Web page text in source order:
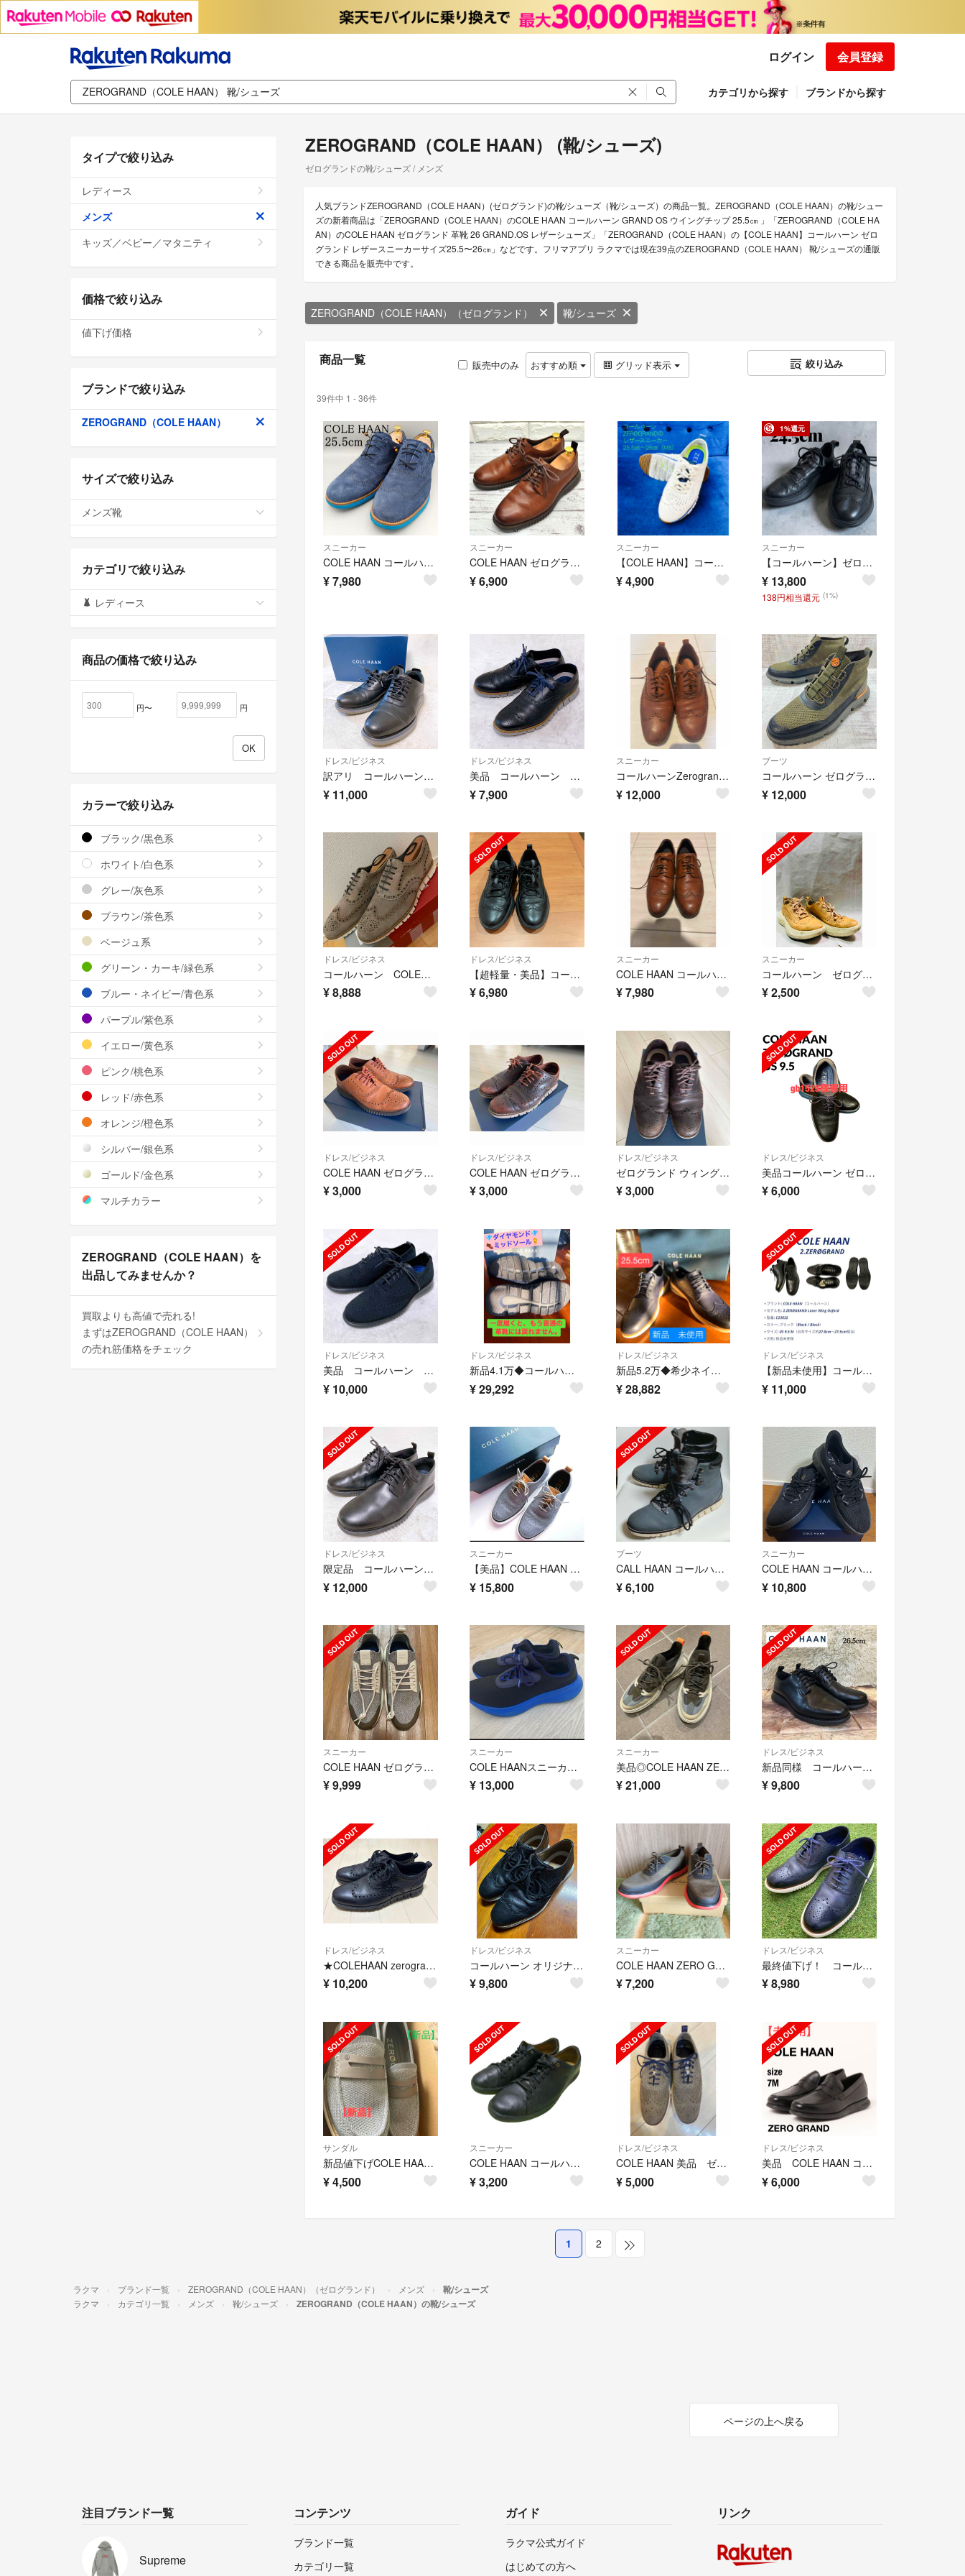
ログイン 会員登録
カテゴリから探す ブランドから探す
ZEROGRAND（COLE HAAN） (靴/シューズ)
ゼログランドの靴/シューズ / メンズ
人気ブランドZEROGRAND（COLE HAAN）(ゼログランド)の靴/シューズ（靴/シューズ）の商品一覧。ZEROGRAND（COLE HAAN）の靴/シュー
ズの新着商品は「ZEROGRAND（COLE HAAN）のCOLE HAAN コールハーン GRAND OS ウイングチップ 25.5㎝ 」「ZEROGRAND（COLE HA
AN）のCOLE HAAN ゼログランド 革靴 26 GRAND.OS レザーシューズ」「ZEROGRAND（COLE HAAN）の【COLE HAAN】コールハーン ゼロ
グランド レザースニーカーサイズ25.5〜26㎝」などです。フリマアプリ ラクマでは現在39点のZEROGRAND（COLE HAAN） 靴/シューズの通販
できる商品を販売中です。
ZEROGRAND（COLE HAAN）（ゼログランド） 靴/シューズ
商品一覧 販売中のみ おすすめ順 グリッド表示 絞り込み
39件中 1 - 36件
スニーカー
COLE HAAN コールハーン GRAND OS ウイングチップ 25.5㎝
¥7,980
スニーカー
COLE HAAN ゼログランド 革靴 26 GRAND.OS レザーシューズ
¥6,900
スニーカー
【COLE HAAN】コールハーン ゼログランド レザースニーカーサイズ25.5〜26㎝
¥4,900
1%還元
スニーカー
【コールハーン】ゼログランド WFA オックスフォードスニーカー ウィングチップ 黒 24.5 ブラック レザー 厚底
¥ 13,800
138円相当還元 (1%)
ドレス/ビジネス
訳アリ コールハーン ゼログランド イオン プレーントゥオックスフォード US8
¥ 11,000
ドレス/ビジネス
美品 コールハーン ゼログランド ウィングチップ オックスフォード 25cm 黒
¥7,900
スニーカー
コールハーンZerogrand ウイングチップ オックスフォード C24964
¥ 12,000
ブーツ
コールハーン ゼログランド ニットブーツ 25.5cm メンズ オリーブ
¥ 12,000
ドレス/ビジネス
コールハーン COLEHAAN ゼログランド ZEROGRAND 26.5cm
¥8,888
ドレス/ビジネス
【超軽量・美品】コールハーン ゼログランド WFA メンズ 【27cm】
¥6,980
スニーカー
COLE HAAN コールハーン ウィングチップ レザー ブラウン 定価5万円
¥7,980
スニーカー
コールハーン ゼログランド WFA メンズ 9.5 厚底 レザー
¥2,500
ドレス/ビジネス
COLE HAAN ゼログランド ウイングオックスフォード C31535
¥3,000
ドレス/ビジネス
COLE HAAN ゼログランド ウイングオックスフォード C23304
¥3,000
ドレス/ビジネス
ゼログランド ウィングチップ オックスフォード mens 26.0cm
¥3,000
ドレス/ビジネス
美品コールハーン ゼログランド 2.0 スティッチライト オックスフォード9.5
¥6,000
ドレス/ビジネス
美品 コールハーン ゼログランド オックスフォード 25cm ブラック メッシュ
¥ 10,000
ドレス/ビジネス
新品4.1万◆コールハーン 最高峰5.ゼログランド 究極の疲れない革靴
¥29,292
ドレス/ビジネス
新品5.2万◆希少ネイビー◆コールハーン 最高峰の歩き心地をこの価格で
¥28,882
ドレス/ビジネス
【新品未使用】コールハーン 2.ゼログランド レーザーウィング オックスフォード
¥ 11,000
ドレス/ビジネス
限定品 コールハーン ゼログランド 10.5W 28cm プレーントゥ ブラック
¥ 12,000
スニーカー
【美品】COLE HAAN コールハーン ゼログランド スティッチライト 靴
¥ 15,800
ブーツ
CALL HAAN コールハーン ブーツ ゼログランド 撥水加工 26cm
¥6,100
スニーカー
COLE HAAN コールハーン ZEROGRAND ゼログランド スニーカー
¥ 10,800
スニーカー
COLE HAAN ゼログランド オールデイ トレーナー2.0 mens.
¥9,999
スニーカー
COLE HAANスニーカー ブルー 美品 希少 値下げ不可
¥ 13,000
スニーカー
美品◎COLE HAAN ZEROGRAND 5.ゼログランド スニーカー8.5
¥21,000
ドレス/ビジネス
新品同様 コールハーン 2.ZEROGRAND PLAIN TOE 26.5cm
¥9,800
ドレス/ビジネス
★COLEHAAN zerogrand★オックスフォード 26.5ブラック
¥ 10,200
ドレス/ビジネス
コールハーン オリジナル グランド ショートウィング 8インチ
¥9,800
スニーカー
COLE HAAN ZERO GRAND スニーカー
¥7,200
ドレス/ビジネス
最終値下げ！ コールハーン ゼログランド オックスフォード C31536
¥8,980
サンダル
新品値下げCOLE HAAN 27cm
¥4,500
スニーカー
COLE HAAN コールハーン ゼログランド ブラックレザースニーカー28.0
¥3,200
ドレス/ビジネス
COLE HAAN 美品 ゼログランド26.5センチ
¥5,000
ドレス/ビジネス
美品 COLE HAAN コールハーン ゼログランド ブラック 25cm
¥6,000
1 2
タイプで絞り込み
レディース
メンズ
キッズ／ベビー／マタニティ
価格で絞り込み
値下げ価格
ブランドで絞り込み
ZEROGRAND（COLE HAAN）
サイズで絞り込み
メンズ靴
カテゴリで絞り込み
レディース
商品の価格で絞り込み
円〜 円
カラーで絞り込み
ブラック/黒色系
ホワイト/白色系
グレー/灰色系
ブラウン/茶色系
ベージュ系
グリーン・カーキ/緑色系
ブルー・ネイビー/青色系
パープル/紫色系
イエロー/黄色系
ピンク/桃色系
レッド/赤色系
オレンジ/橙色系
シルバー/銀色系
ゴールド/金色系
マルチカラー
ZEROGRAND（COLE HAAN）を
出品してみませんか？
買取よりも高値で売れる!
まずはZEROGRAND（COLE HAAN）
の売れ筋価格をチェック
ラクマ ブランド一覧 ZEROGRAND（COLE HAAN）（ゼログランド） メンズ 靴/シューズ
ラクマ カテゴリ一覧 メンズ 靴/シューズ ZEROGRAND（COLE HAAN）の靴/シューズ
ページの上へ戻る
注目ブランド一覧
Supreme
コンテンツ
ブランド一覧
カテゴリ一覧
ガイド
ラクマ公式ガイド
はじめての方へ
リンク